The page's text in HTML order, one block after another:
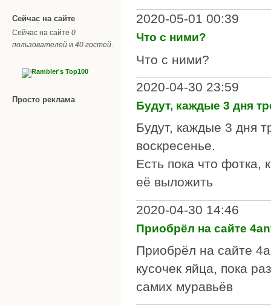
Сейчас на сайте
Сейчас на сайте 0
пользователей и 40 гостей.
Просто реклама
2020-05-01 00:39
Что с ними?
Что с ними?
2020-04-30 23:59
Будут, каждые 3 дня
Будут, каждые 3 дня
воскресенье.
Есть пока что фотка,
её выложить
2020-04-30 14:46
Приобрёл на сайте
Приобрёл на сайте
кусочек яйца, пока
самих муравьёв